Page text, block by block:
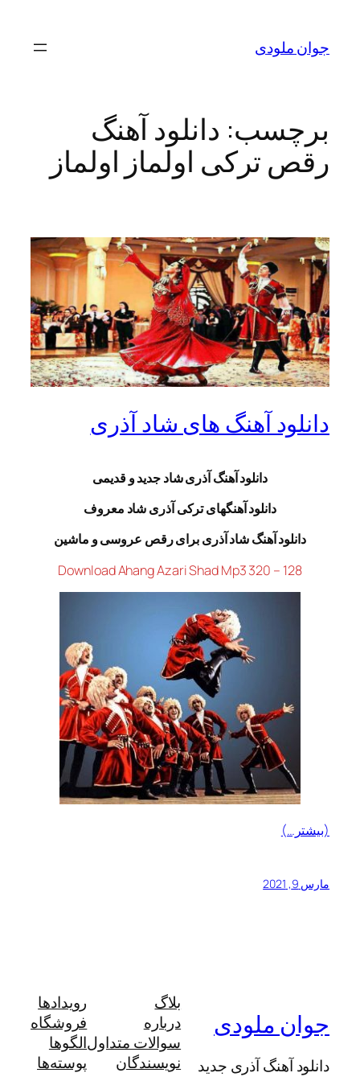
محتواجوان ملودی
برچسب: دانلود آهنگ
رقص ترکی اولماز اولماز
دانلود آهنگ های شاد آذری
دانلود آهنگ آذری شاد جدیدو قدیمی
دانلود آهنگهای ترکی آذری شاد معروف
دانلود آهنگ شاد آذری برای رقص عروسی و ماشین
Download Ahang Azari Shad Mp3 320 – 128
(بیشتر…)
مارس 9, 2021
جوان ملودی
دانلود آهنگ آذری جدید
بلاگ
درباره
سوالات متداول
نویسندگان
رویدادها
فروشگاه
الگوها
پوسته‌ها